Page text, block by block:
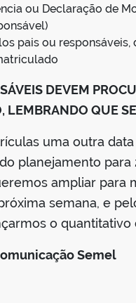
ou Declaração de
pais ou
DEVEM
LEMBRANDO QUE
uma outra
planejamento
ampliar para
semana, e
o quantitativo
Semel